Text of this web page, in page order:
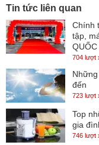
Tin tức liên quan
Chính
tập,
QUỐC
704 lượt
đến
723 lượt
Top
gia
746 lượt